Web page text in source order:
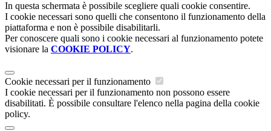
In questa schermata è possibile scegliere quali cookie consentire.
I cookie necessari sono quelli che consentono il funzionamento della
piattaforma e non è possibile disabilitarli.
Per conoscere quali sono i cookie necessari al funzionamento potete
visionare la COOKIE POLICY.
Cookie necessari per il funzionamento
I cookie necessari per il funzionamento non possono essere
disabilitati. È possibile consultare l'elenco nella pagina della cookie
policy.